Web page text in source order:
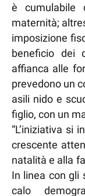
è cumulabile
maternità;
imposizione
beneficio dei
affianca alle
prevedono un
asili nido e
figlio, con un
“L’iniziativa si
crescente
natalità e alla
In linea con gli
calo